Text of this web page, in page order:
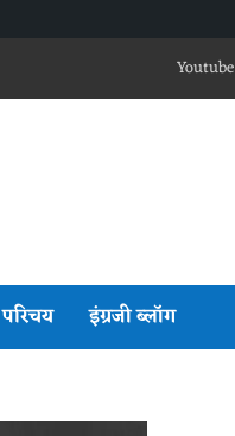
Youtube
परिचय इंग्रजी ब्लॉग